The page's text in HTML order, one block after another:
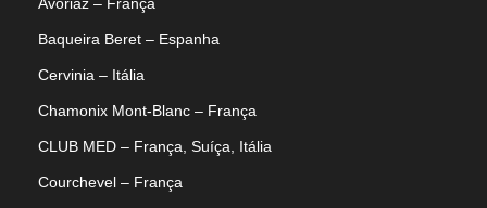
Baqueira Beret – Espanha
Cervinia – Itália
Chamonix Mont-Blanc – França
CLUB MED – França, Suíça, Itália
Courchevel – França